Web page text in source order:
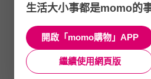
生活大小事都是momo的
開啟「momo購物」APP
繼續使用網頁版